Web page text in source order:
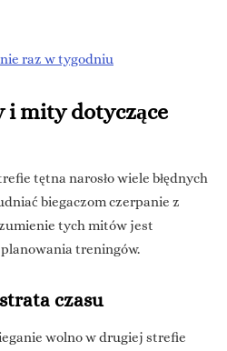
raz w tygodniu
i mity dotyczące
tętna narosło wiele błędnych
biegaczom czerpanie z
tych mitów jest
treningów.
czasu
wolno w drugiej strefie